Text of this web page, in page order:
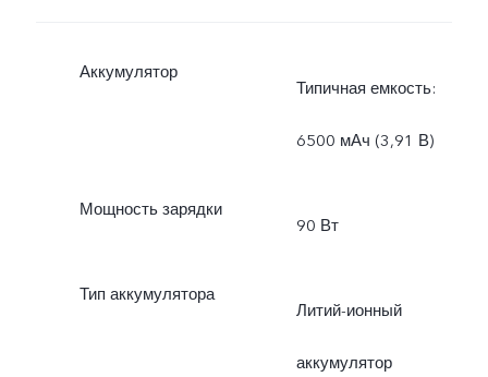
Аккумулятор
Типичная емкость:
6500 мАч (3,91 В)
Мощность зарядки
90 Вт
Тип аккумулятора
Литий-ионный
аккумулятор